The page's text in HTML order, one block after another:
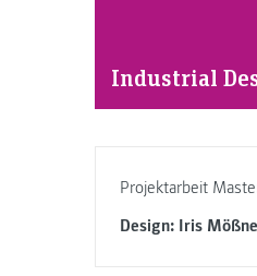
Industrial
Projektarbeit
Design: Iris